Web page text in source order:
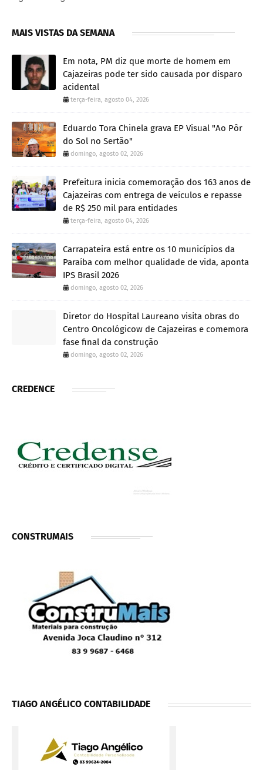
MAIS VISTAS DA SEMANA
Em nota, PM diz que morte de homem em
Cajazeiras pode ter sido causada por disparo
acidental
terça-feira, agosto 04, 2026
Eduardo Tora Chinela grava EP Visual "Ao Pôr
do Sol no Sertão"
domingo, agosto 02, 2026
Prefeitura inicia comemoração dos 163 anos de
Cajazeiras com entrega de veículos e repasse
de R$ 250 mil para entidades
terça-feira, agosto 04, 2026
Carrapateira está entre os 10 municípios da
Paraíba com melhor qualidade de vida, aponta
IPS Brasil 2026
domingo, agosto 02, 2026
Diretor do Hospital Laureano visita obras do
Centro Oncológicow de Cajazeiras e comemora
fase final da construção
domingo, agosto 02, 2026
CREDENCE
CONSTRUMAIS
TIAGO ANGÉLICO CONTABILIDADE